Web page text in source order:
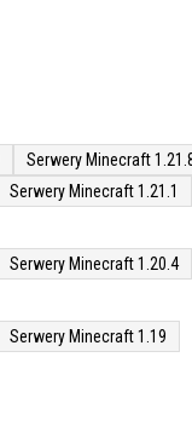
Serwery Minecraft
Serwery Minecraft 1.21.1
Serwery Minecraft 1.20.4
Serwery Minecraft 1.19